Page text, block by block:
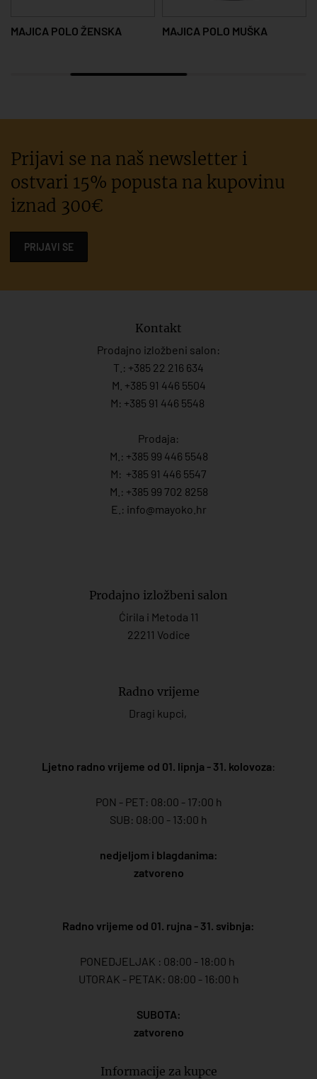
MAJICA POLO ŽENSKA MAJICA POLO MUŠKA
Prijavi se na naš newsletter i
ostvari 15% popusta na kupovinu
iznad 300€
PRIJAVI SE
Kontakt
Prodajno izložbeni salon:
T.: +385 22 216 634
M. +385 91 446 5504
M: +385 91 446 5548
Prodaja:
M.: +385 99 446 5548
M: +385 91 446 5547
M.: +385 99 702 8258
E.: info@mayoko. hr
Prodajno izložbeni salon
Ćirila i Metoda 11
22211 Vodice
Radno vrijeme
Dragi kupci,
Ljetno radno vrijeme od 01. lipnja - 31. kolovoza:
PON - PET: 08:00 - 17:00 h
SUB: 08:00 - 13:00 h
nedjeljom i blagdanima:
zatvoreno
Radno vrijeme od 01. rujna - 31. svibnja:
PONEDJELJAK : 08:00 - 18:00 h
UTORAK - PETAK: 08:00 - 16:00 h
SUBOTA:
zatvoreno
Informacije za kupce